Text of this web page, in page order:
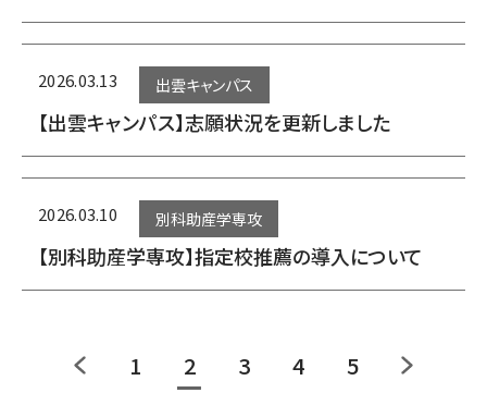
2026.03.13 出雲キャンパス
【出雲キャンパス】志願状況を更新しました
2026.03.10 別科助産学専攻
【別科助産学専攻】指定校推薦の導入について
1 2 3 4 5